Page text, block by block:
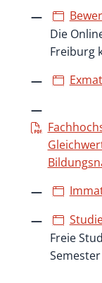
Die
Freiburg
Freie
Semester